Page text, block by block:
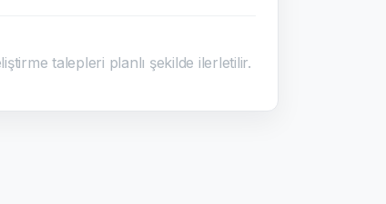
talepleri planlı şekilde ilerletilir.